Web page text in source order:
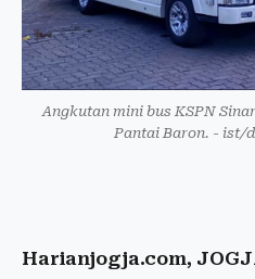
Angkutan mini bus KSPN
Pantai Baron. - ist/
Harianjogja.com,